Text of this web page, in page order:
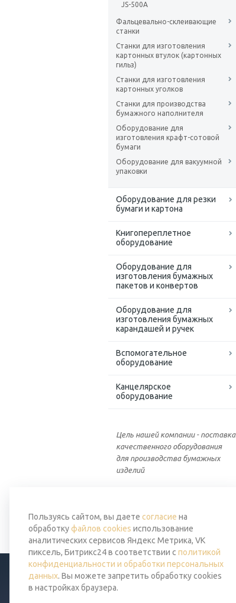
JS-500A
Фальцевально-склеивающие
станки
Станки для изготовления
картонных втулок (картонных
гильз)
Станки для изготовления
картонных уголков
Станки для производства
бумажного наполнителя
Оборудование для
изготовления крафт-сотовой
бумаги
Оборудование для вакуумной
упаковки
Оборудование для резки
бумаги и картона
Книгопереплетное
оборудование
Оборудование для
изготовления бумажных
пакетов и конвертов
Оборудование для
изготовления бумажных
карандашей и ручек
Вспомогательное
оборудование
Канцелярское
оборудование
Цель нашей компании - поставка
качественного оборудования
для производства бумажных
изделий
Вернуться к списку
Пользуясь сайтом, вы даете согласие на
обработкуфайлов cookies использование
аналитических сервисов Яндекс Метрика, VK
пиксель, Битрикс24 в соответствии с политикой
конфиденциальности и обработки персональных
данных. Вы можете запретить обработку cookies
в настройках браузера.